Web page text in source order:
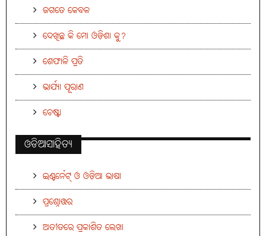
ଜଗତେ କେବଳ
ଦେଖିଛ କି ମୋ ଓଡ଼ିଶା କୁ?
ଶେଫାଳି ପ୍ରତି
ଭାର୍ଯ୍ୟା ପୂରାଣ
ଚେଷ୍ଟା
ଓଡିଆସାହିତ୍ୟ
ଇଣ୍ଟର୍ନେଟ୍ ଓ ଓଡ଼ିଆ ଭାଷା
ପ୍ରଶ୍ନୋତ୍ତର
ଅତୀତରେ ପ୍ରକାଶିତ ଲେଖା